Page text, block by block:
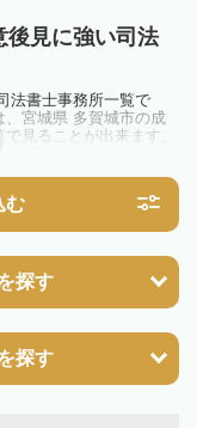
後見に強い司法
法書士事務所一覧で
宮城県 多賀城市の成
見ることが出来ます。
隣の司法書士に相談し
む
探す
探す